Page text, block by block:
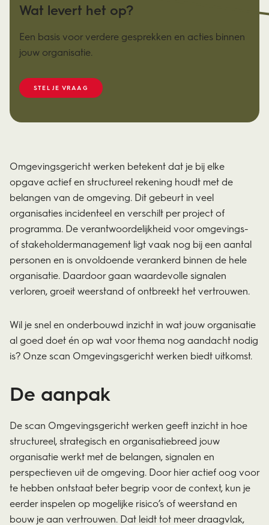
Wat levert het op?
Een basis voor verdere gesprekken en acties binnen
jouw organisatie.
STEL JE VRAAG
Omgevingsgericht werken betekent dat je bij elke
opgave actief en structureel rekening houdt met de
belangen van de omgeving. Dit gebeurt in veel
organisaties incidenteel en verschilt per project of
programma. De verantwoordelijkheid voor omgevings-
of stakeholdermanagement ligt vaak nog bij een aantal
personen en is onvoldoende verankerd binnen de hele
organisatie. Daardoor gaan waardevolle signalen
verloren, groeit weerstand of ontbreekt het vertrouwen.
Wil je snel en onderbouwd inzicht in wat jouw organisatie
al goed doet én op wat voor thema nog aandacht nodig
is? Onze scan Omgevingsgericht werken biedt uitkomst.
De aanpak
De scan Omgevingsgericht werken geeft inzicht in hoe
structureel, strategisch en organisatiebreed jouw
organisatie werkt met de belangen, signalen en
perspectieven uit de omgeving. Door hier actief oog voor
te hebben ontstaat beter begrip voor de context, kun je
eerder inspelen op mogelijke risico’s of weerstand en
bouw je aan vertrouwen. Dat leidt tot meer draagvlak,